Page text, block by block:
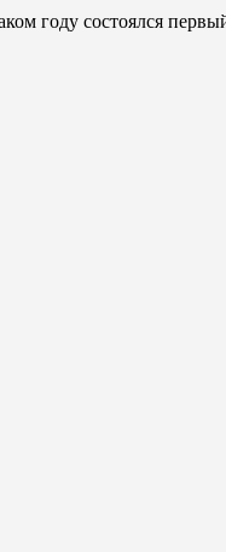
году состоялся